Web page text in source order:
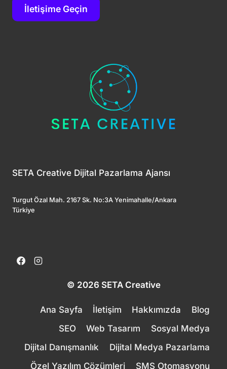
İletişime Geçin
SETA Creative Dijital Pazarlama Ajansı
Turgut Özal Mah. 2167 Sk. No:3A Yenimahalle/Ankara
Türkiye
© 2026 SETA Creative
Ana Sayfa İletişim Hakkımızda
Blog
SEO
Web Tasarım
Sosyal Medya
Dijital Danışmanlık
Dijital Medya Pazarlama
Özel Yazılım Çözümleri
SMS Otomasyonu